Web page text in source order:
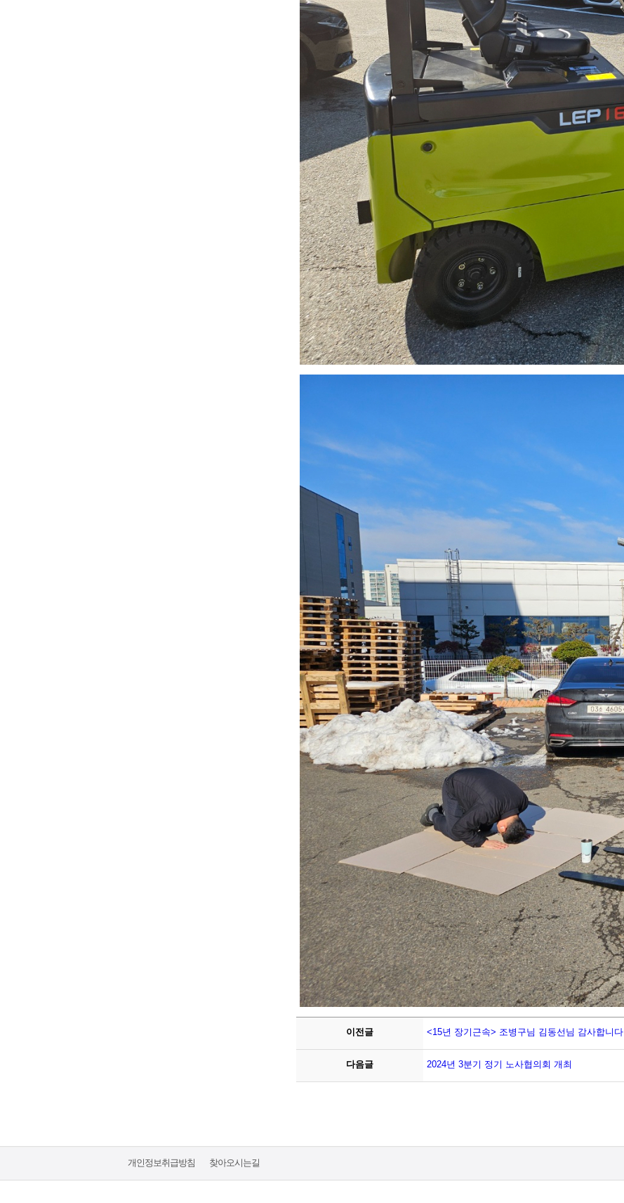
이전글 <15년 장기근속> 조병구님 김동선님 감사합니다
다음글 2024년 3분기 정기 노사협의회 개최
개인정보취급방침 찾아오시는길